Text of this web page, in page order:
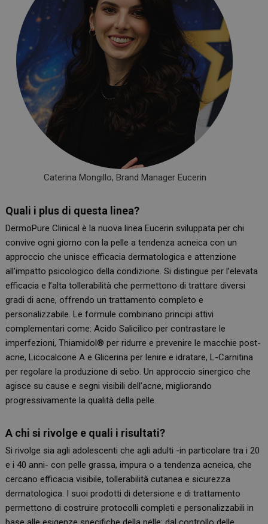
Caterina Mongillo, Brand Manager Eucerin
Quali i plus di questa linea?
DermoPure Clinical è la nuova linea Eucerin sviluppata per chi
convive ogni giorno con la pelle a tendenza acneica con un
approccio che unisce efficacia dermatologica e attenzione
all’impatto psicologico della condizione. Si distingue per l’elevata
efficacia e l’alta tollerabilità che permettono di trattare diversi
gradi di acne, offrendo un trattamento completo e
personalizzabile. Le formule combinano principi attivi
complementari come: Acido Salicilico per contrastare le
imperfezioni, Thiamidol® per ridurre e prevenire le macchie post-
acne, Licocalcone A e Glicerina per lenire e idratare, L-Carnitina
per regolare la produzione di sebo. Un approccio sinergico che
agisce su cause e segni visibili dell’acne, migliorando
progressivamente la qualità della pelle.
A chi si rivolge e quali i risultati?
Si rivolge sia agli adolescenti che agli adulti -in particolare tra i 20
e i 40 anni- con pelle grassa, impura o a tendenza acneica, che
cercano efficacia visibile, tollerabilità cutanea e sicurezza
dermatologica. I suoi prodotti di detersione e di trattamento
permettono di costruire protocolli completi e personalizzabili in